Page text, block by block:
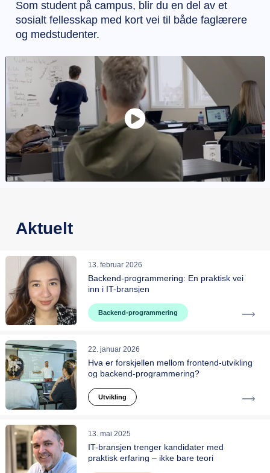
Som student på campus, blir du en del av et
sosialt fellesskap med kort vei til både faglærere
og medstudenter.
Aktuelt
13. februar 2026
Backend-programmering: En praktisk vei
inn i IT-bransjen
Backend-programmering
22. januar 2026
Hva er forskjellen mellom frontend-utvikling
og backend-programmering?
Utvikling
13. mai 2025
IT-bransjen trenger kandidater med
praktisk erfaring – ikke bare teori